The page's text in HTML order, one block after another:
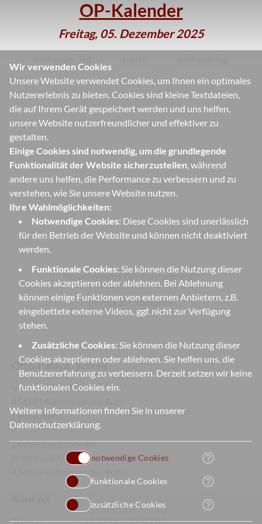
Wir verwenden Cookies
Unsere Website verwendet Cookies, um Ihnen ein optimales
Nutzererlebnis zu bieten. Cookies sind kleine Textdateien,
die auf Ihrem Gerät gespeichert werden und uns helfen,
unsere Website nutzerfreundlicher und effektiver zu
gestalten.
Einige Cookies sind notwendig, um die grundlegende
Funktionalität der Website sicherzustellen, während
andere uns helfen, die Performance zu verbessern und zu
verstehen, wie Sie unsere Website nutzen.
Ihre Wahlmöglichkeiten:
Notwendige Cookies: Diese Cookies sind unerlässlich
für den Betrieb der Website und können nicht deaktiviert
werden.
Funktionale Cookies: Sie können die Nutzung dieser
Cookies akzeptieren oder ablehnen. Bei Ablehnung
können einige Funktionen von externen Anbietern, z.B.
eingebettete externe Videos, ggf. nicht zur Verfügung
stehen.
Zusätzliche Cookies: Sie können die Nutzung dieser
Cookies akzeptieren oder ablehnen. Sie helfen uns, die
Benutzererfahrung zu verbessern. Derzeit setzen wir keine
funktionalen Cookies ein.
Weitere Informationen finden Sie in unserer
Datenschutzerklärung.
notwendige Cookies help_outline
funktionale Cookies help_outline
zusätzliche Cookies help_outline
OP-Kalender
Freitag, 05. Dezember 2025
GANZTÄGIGE TERMINE
WEITERE TERMINE
herunterladen OP-Kalender (ical)
Zurück zur Startseite
Otto-Pankok-Schule
Von-Bock-Str. 81
Deutschland
Dependence(Sek II):
Telefon:
+49 208 45539 60/80